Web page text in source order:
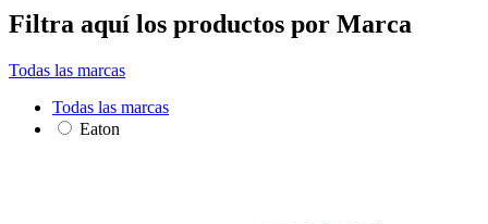
Filtra aquí los productos por Marca
Todas las marcas
Todas las marcas
Eaton